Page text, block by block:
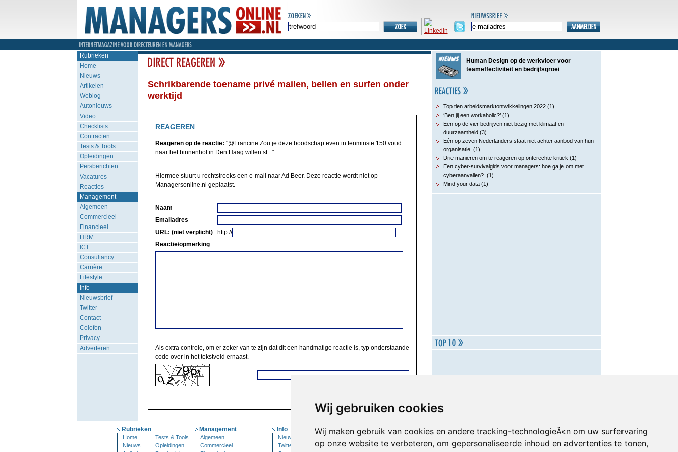
Wij gebruiken cookies
Wij maken gebruik van cookies en andere tracking-technologieÃ«n om uw surfervaring
op onze website te verbeteren, om gepersonaliseerde inhoud en advertenties te tonen,
Rubrieken
Home
Nieuws
Artikelen
Weblog
Autonieuws
Video
Checklists
Contracten
Tests & Tools
Opleidingen
Persberichten
Vacatures
Reacties
Management
Algemeen
Commercieel
Financieel
HRM
ICT
Consultancy
Carrière
Lifestyle
Info
Nieuwsbrief
Twitter
Contact
Colofon
Privacy
Adverteren
Schrikbarende toename privé mailen, bellen en surfen onder
werktijd
REAGEREN
Reageren op de reactie: "@Francine Zou je deze boodschap even in tenminste 150 voud
naar het binnenhof in Den Haag willen st..."
Hiermee stuurt u rechtstreeks een e-mail naar Ad Beer. Deze reactie wordt niet op
Managersonline.nl geplaatst.
Naam
Emailadres
URL: (niet verplicht)
http://
Reactie/opmerking
Als extra controle, om er zeker van te zijn dat dit een handmatige reactie is, typ onderstaande
code over in het tekstveld ernaast.
Human Design op de werkvloer voor
teameffectiviteit en bedrijfsgroei
Top tien arbeidsmarktontwikkelingen 2022 (1)
‘Ben jij een workaholic?’ (1)
Een op de vier bedrijven niet bezig met klimaat en
duurzaamheid (3)
Eén op zeven Nederlanders staat niet achter aanbod van hun
organisatie (1)
Drie manieren om te reageren op onterechte kritiek (1)
Een cyber-survivalgids voor managers: hoe ga je om met
cyberaanvallen? (1)
Mind your data (1)
Rubrieken
Home
Tests & Tools
Nieuws
Opleidingen
Management
Algemeen
Commercieel
Info
Nieuwsbrief
Twitter
Mijn Account
Inloggen